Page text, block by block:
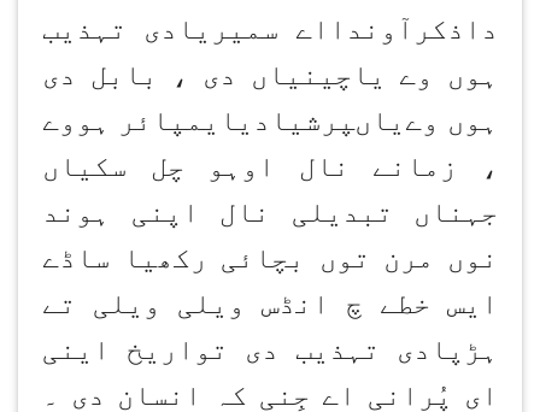
داذکرآوندااے سمیریادی تہذیب
ہوں وے یاچینیاں دی ، بابل دی
ہوں وےیاںپرشیادیایمپائر ہووے
، زمانے نال اوہو چل سکیاں
جہناں تبدیلی نال اپنی ہوند
نوں مرن توں بچائی رکھیا ساڈے
ایس خطے چ انڈس ویلی ویلی تے
ہڑپادی تہذیب دی تواریخ اینی
ای پُرانی اے جِنی کہ انسان دی ۔